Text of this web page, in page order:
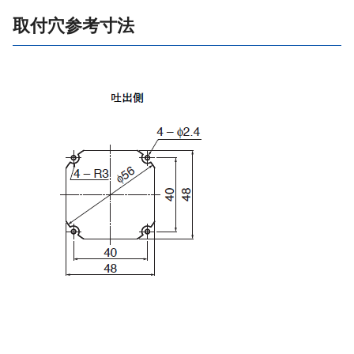
取付穴参考寸法